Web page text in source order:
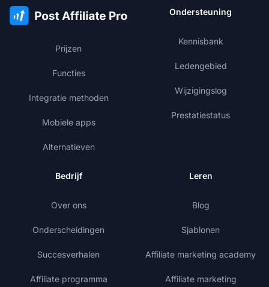
Prijzen
Functies
Integratie methoden
Mobiele apps
Alternatieven
Ondersteuning
Kennisbank
Ledengebied
Wijzigingslog
Prestatiestatus
Bedrijf
Over ons
Onderscheidingen
Succesverhalen
Affiliate programma
Leren
Blog
Sjablonen
Affiliate marketing academy
Affiliate marketing